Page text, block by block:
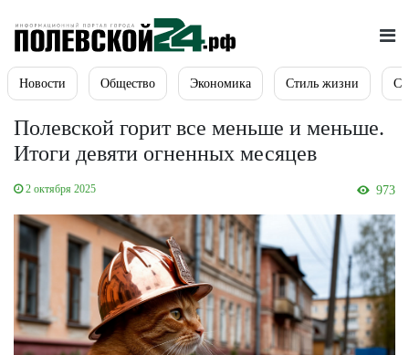
Новости Общество Экономика Стиль жизни
Полевской горит все меньше и меньше.
Итоги девяти огненных месяцев
2 октября 2025 973